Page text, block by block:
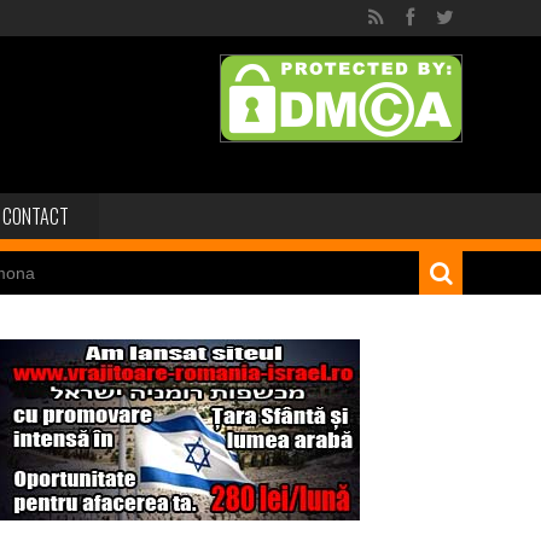
CONTACT
regelui Solomon